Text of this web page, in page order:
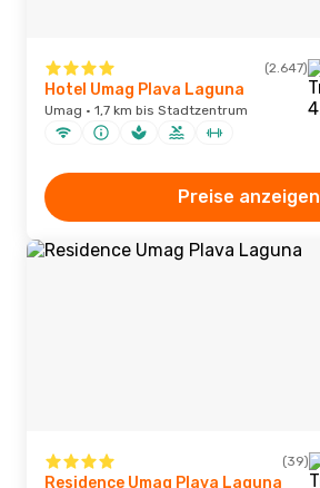
(2.647)
Hotel Umag Plava Laguna
Umag · 1,7 km bis Stadtzentrum
Preise anzeigen
(39)
Residence Umag Plava Laguna